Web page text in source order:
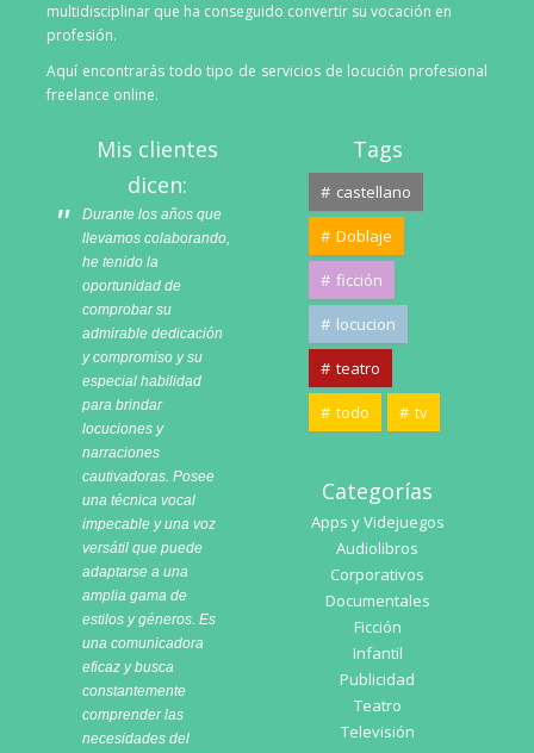
multidisciplinar que ha conseguido convertir su vocación en
profesión.
Aquí encontrarás todo tipo de servicios de locución profesional
freelance online.
Mis clientes
dicen:
Durante los años que
llevamos colaborando,
he tenido la
oportunidad de
comprobar su
admirable dedicación
y compromiso y su
especial habilidad
para brindar
locuciones y
narraciones
cautivadoras. Posee
una técnica vocal
impecable y una voz
versátil que puede
adaptarse a una
amplia gama de
estilos y géneros. Es
una comunicadora
eficaz y busca
constantemente
comprender las
necesidades del
Tags
castellano
Doblaje
ficción
locucion
teatro
todo tv
Categorías
Apps y Videjuegos
Audiolibros
Corporativos
Documentales
Ficción
Infantil
Publicidad
Teatro
Televisión